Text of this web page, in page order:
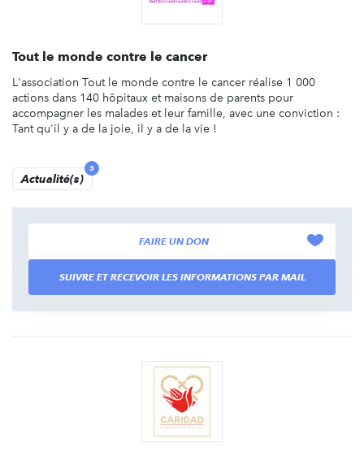
Tout le monde contre le cancer
L'association Tout le monde contre le cancer réalise 1 000
actions dans 140 hôpitaux et maisons de parents pour
accompagner les malades et leur famille, avec une conviction :
Tant qu'il y a de la joie, il y a de la vie !
Actualité(s)
3
FAIRE UN DON
SUIVRE ET RECEVOIR LES INFORMATIONS PAR MAIL